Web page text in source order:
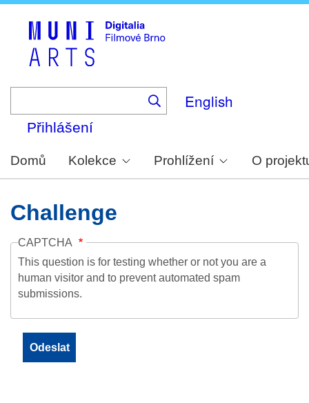
English
Přihlášení
Domů Kolekce Prohlížení O
Challenge
CAPTCHA
This question is for testing whether or not you are a
human visitor and to prevent automated spam
submissions.